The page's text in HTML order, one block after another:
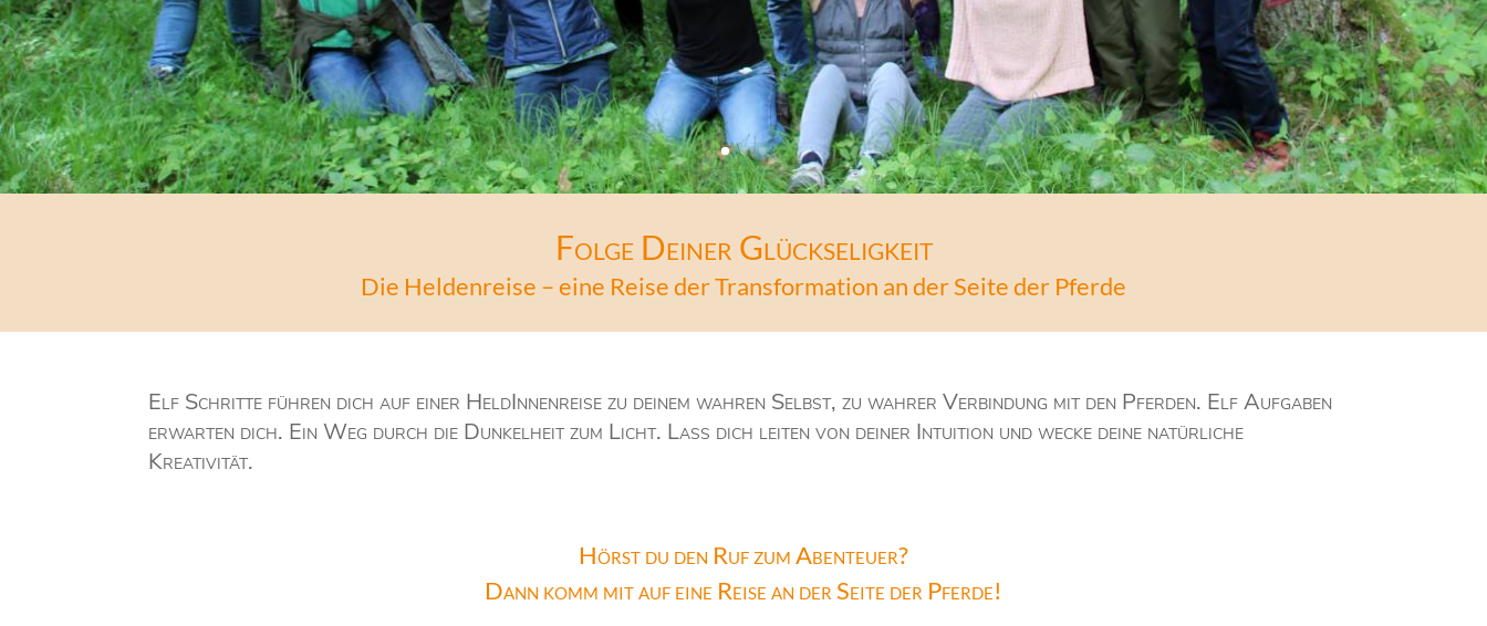
Folge Deiner Glückseligkeit
Die Heldenreise – eine Reise der Transformation an der Seite der Pferde
Elf Schritte führen dich auf einer HeldInnenreise zu deinem wahren Selbst, zu wahrer Verbindung mit den Pferden. Elf Aufgaben
erwarten dich. Ein Weg durch die Dunkelheit zum Licht. Lass dich leiten von deiner Intuition und wecke deine natürliche
Kreativität.
Hörst du den Ruf zum Abenteuer?
Dann komm mit auf eine Reise an der Seite der Pferde!